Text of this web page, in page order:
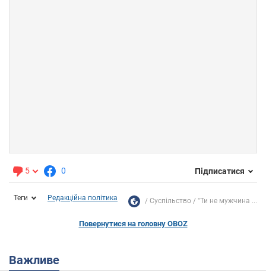
5 0 Підписатися
Теги Редакційна політика Суспільство "Ти не мужчина ...
Повернутися на головну OBOZ
Важливе